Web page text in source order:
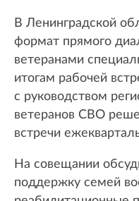
В Ленинградской
формат прямого
ветеранами
итогам рабочей
с руководством
ветеранов СВО
встречи
На совещании
поддержку семей